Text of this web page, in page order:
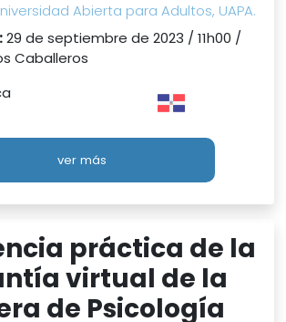
Abierta para Adultos, UAPA.
29 de septiembre de 2023 / 11h00 /
Caballeros
ver más
práctica de la
virtual de la
de Psicología